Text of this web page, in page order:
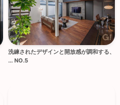
洗練されたデザインと開放感が調和する、
... NO.5